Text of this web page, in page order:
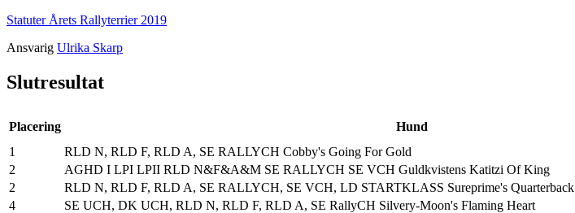
Statuter Årets Rallyterrier 2019
Ansvarig Ulrika Skarp
Slutresultat
Placering Hund
1
RLD N, RLD F, RLD A, SE RALLYCH Cobby's Going For Gold
2
AGHD I LPI LPII RLD N&F&A&M SE RALLYCH SE VCH Guldkvistens Katitzi Of King
2
RLD N, RLD F, RLD A, SE RALLYCH, SE VCH, LD STARTKLASS Sureprime's Quarterback
4
SE UCH, DK UCH, RLD N, RLD F, RLD A, SE RallyCH Silvery-Moon's Flaming Heart